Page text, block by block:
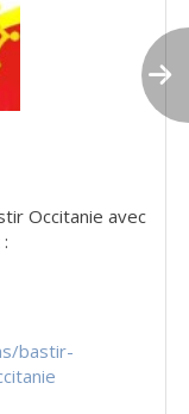
Occitanie avec
bastir-